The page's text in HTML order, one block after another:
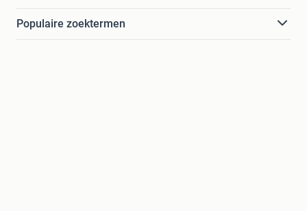
Populaire zoektermen